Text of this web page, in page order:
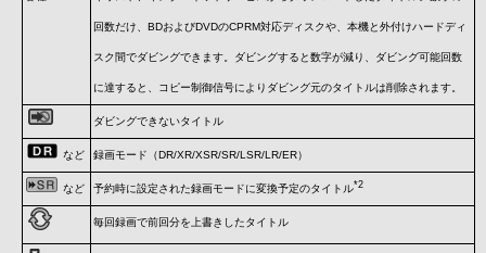
回数だけ、BDおよびDVDのCPRM対応ディスクや、本機と外付けハードディ
スク間でダビングできます。ダビングすると数字が減り、ダビング可能回数
に達すると、コピー制御信号によりダビング元のタイトルは削除されます。
ダビングできないタイトル
など 録画モード（DR/XR/XSR/SR/LSR/LR/ER）
など 予約時に設定された録画モードに変換予定のタイトル*2
毎回録画で前回分を上書きしたタイトル